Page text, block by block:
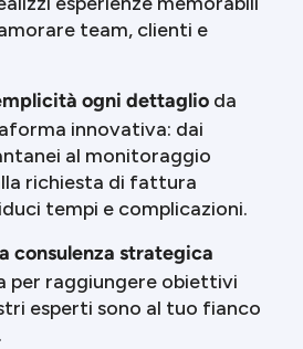
team, clienti e
ogni dettaglio da
innovativa: dai
al monitoraggio
richiesta di fattura
tempi e complicazioni.
consulenza strategica
per raggiungere obiettivi
esperti sono al tuo fianco